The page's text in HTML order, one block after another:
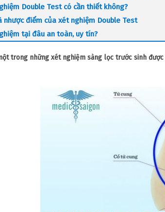
Double Test có cần thiết không?
nhược điểm của xét nghiệm Double Test
tại đâu an toàn, uy tín?
trong những xét nghiệm sàng lọc trước sinh